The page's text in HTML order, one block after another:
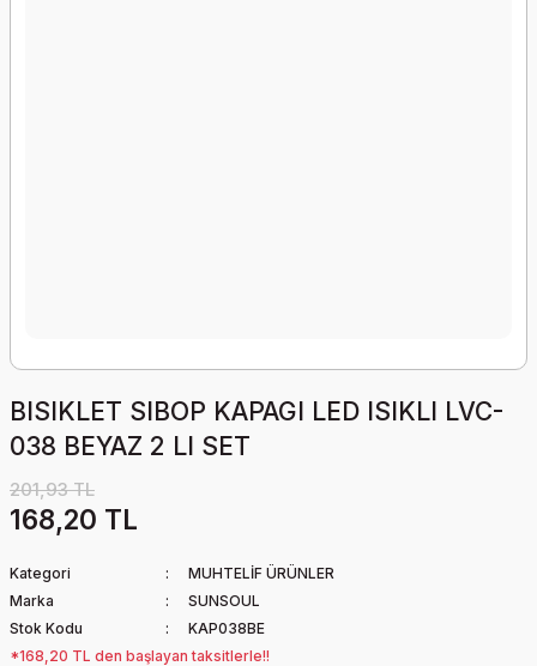
BISIKLET SIBOP KAPAGI LED ISIKLI LVC-
038 BEYAZ 2 LI SET
201,93 TL
168,20 TL
Kategori
MUHTELİF ÜRÜNLER
Marka
SUNSOUL
Stok Kodu
KAP038BE
*168,20 TL den başlayan taksitlerle!!